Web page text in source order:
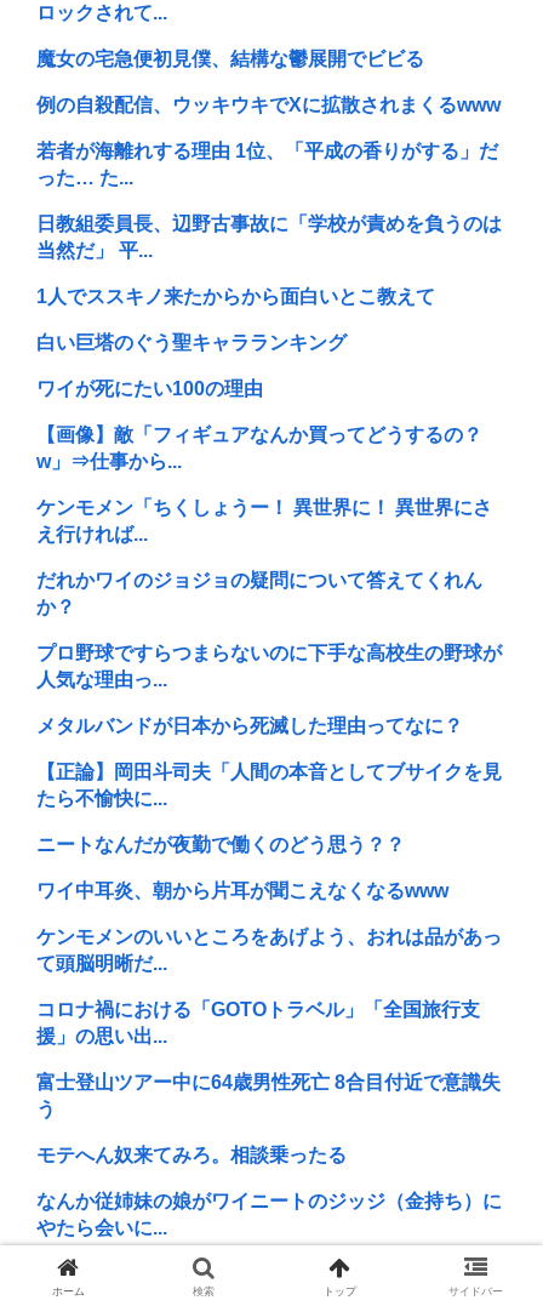
ロックされて...
魔女の宅急便初見僕、結構な鬱展開でビビる
例の自殺配信、ウッキウキでXに拡散されまくるwww
若者が海離れする理由 1位、「平成の香りがする」だ
った… た...
日教組委員長、辺野古事故に「学校が責めを負うのは
当然だ」 平...
1人でススキノ来たからから面白いとこ教えて
白い巨塔のぐう聖キャラランキング
ワイが死にたい100の理由
【画像】敵「フィギュアなんか買ってどうするの？
w」⇒仕事から...
ケンモメン「ちくしょうー！ 異世界に！ 異世界にさ
え行ければ...
だれかワイのジョジョの疑問について答えてくれん
か？
プロ野球ですらつまらないのに下手な高校生の野球が
人気な理由っ...
メタルバンドが日本から死滅した理由ってなに？
【正論】岡田斗司夫「人間の本音としてブサイクを見
たら不愉快に...
ニートなんだが夜勤で働くのどう思う？？
ワイ中耳炎、朝から片耳が聞こえなくなるwww
ケンモメンのいいところをあげよう、おれは品があっ
て頭脳明晰だ...
コロナ禍における「GOTOトラベル」「全国旅行支
援」の思い出...
富士登山ツアー中に64歳男性死亡 8合目付近で意識失
う
モテへん奴来てみろ。相談乗ったる
なんか従姉妹の娘がワイニートのジッジ（金持ち）に
やたら会いに...
中国が未だに見下される理由って結局民度よな
ホーム 検索 トップ サイドバー